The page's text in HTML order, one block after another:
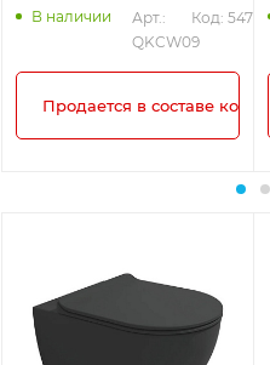
глянцевый
В наличии
Арт.:
QKCW09
Код: 54773
Продается в составе